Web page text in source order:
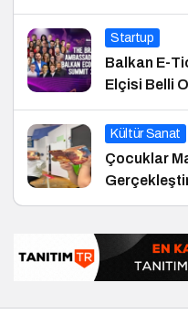
Startup
Balkan E-
Elçisi Belli
Kültür Sanat
Çocuklar